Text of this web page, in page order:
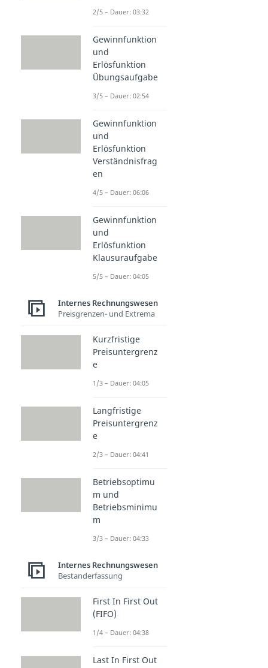
2/5 – Dauer: 03:32
Gewinnfunktion
und
Erlösfunktion
Übungsaufgabe
3/5 – Dauer: 02:54
Gewinnfunktion
und
Erlösfunktion
Verständnisfrag
en
4/5 – Dauer: 06:06
Gewinnfunktion
und
Erlösfunktion
Klausuraufgabe
5/5 – Dauer: 04:05
Internes Rechnungswesen
Preisgrenzen- und Extrema
Kurzfristige
Preisuntergrenz
e
1/3 – Dauer: 04:05
Langfristige
Preisuntergrenz
e
2/3 – Dauer: 04:41
Betriebsoptimu
m und
Betriebsminimu
m
3/3 – Dauer: 04:33
Internes Rechnungswesen
Bestanderfassung
First In First Out
(FIFO)
1/4 – Dauer: 04:38
Last In First Out